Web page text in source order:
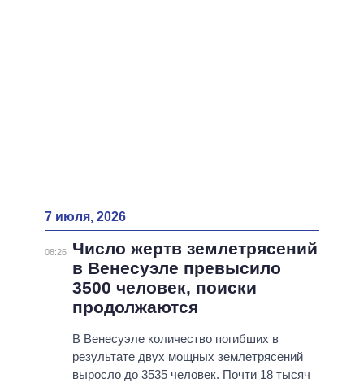
7 июля, 2026
08:26
Число жертв землетрясений
в Венесуэле превысило
3500 человек, поиски
продолжаются
В Венесуэле количество погибших в
результате двух мощных землетрясений
выросло до 3535 человек. Почти 18 тысяч